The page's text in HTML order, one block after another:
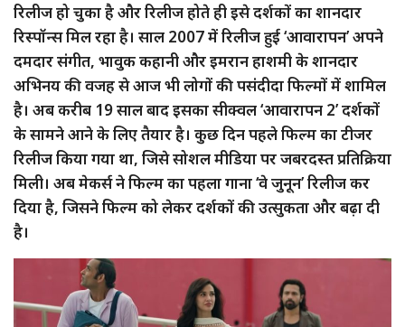
रिलीज हो चुका है और रिलीज होते ही इसे दर्शकों का शानदार
रिस्पॉन्स मिल रहा है। साल 2007 में रिलीज हुई ‘आवारापन’ अपने
दमदार संगीत, भावुक कहानी और इमरान हाशमी के शानदार
अभिनय की वजह से आज भी लोगों की पसंदीदा फिल्मों में शामिल
है। अब करीब 19 साल बाद इसका सीक्वल ‘आवारापन 2’ दर्शकों
के सामने आने के लिए तैयार है। कुछ दिन पहले फिल्म का टीजर
रिलीज किया गया था, जिसे सोशल मीडिया पर जबरदस्त प्रतिक्रिया
मिली। अब मेकर्स ने फिल्म का पहला गाना ‘वे जुनून’ रिलीज कर
दिया है, जिसने फिल्म को लेकर दर्शकों की उत्सुकता और बढ़ा दी
है।